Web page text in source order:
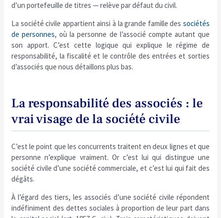
d’un portefeuille de titres — relève par défaut du civil.
La société civile appartient ainsi à la grande famille des sociétés
de personnes, où la personne de l’associé compte autant que
son apport. C’est cette logique qui explique le régime de
responsabilité, la fiscalité et le contrôle des entrées et sorties
d’associés que nous détaillons plus bas.
La responsabilité des associés : le
vrai visage de la société civile
C’est le point que les concurrents traitent en deux lignes et que
personne n’explique vraiment. Or c’est lui qui distingue une
société civile d’une société commerciale, et c’est lui qui fait des
dégâts.
À l’égard des tiers, les associés d’une société civile répondent
indéfiniment des dettes sociales à proportion de leur part dans